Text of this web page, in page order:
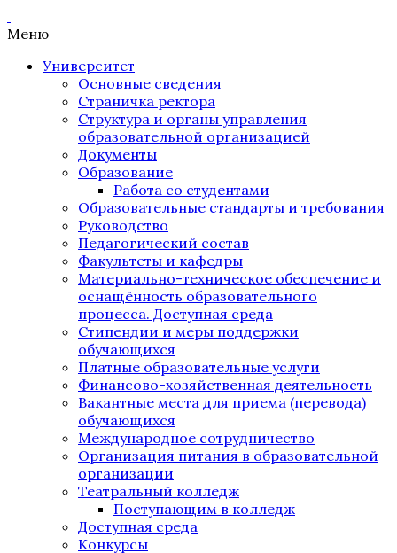
Меню
Университет
Основные сведения
Страничка ректора
Структура и органы управления
образовательной организацией
Документы
Образование
Работа со студентами
Образовательные стандарты и требования
Руководство
Педагогический состав
Факультеты и кафедры
Материально-техническое обеспечение и
оснащённость образовательного
процесса. Доступная среда
Стипендии и меры поддержки
обучающихся
Платные образовательные услуги
Финансово-хозяйственная деятельность
Вакантные места для приема (перевода)
обучающихся
Международное сотрудничество
Организация питания в образовательной
организации
Театральный колледж
Поступающим в колледж
Доступная среда
Конкурсы